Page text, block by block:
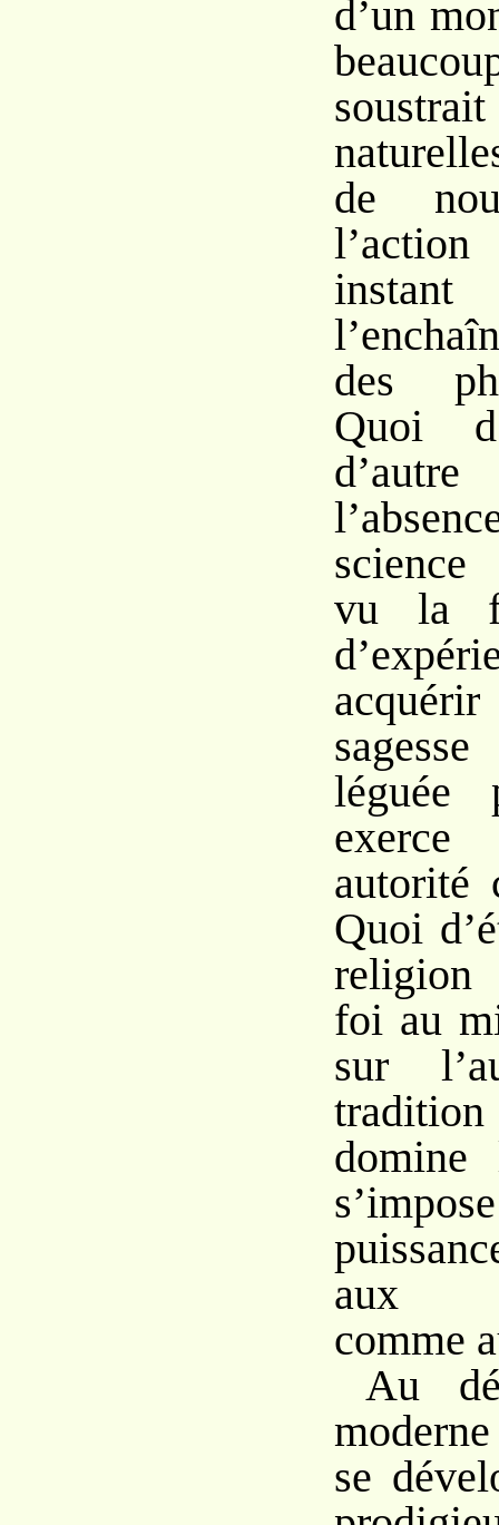
d’un
de
instant
des
Quoi
vu la
léguée
autorité
Quoi
religion
foi au
sur
domine
aux
comme
Au
se